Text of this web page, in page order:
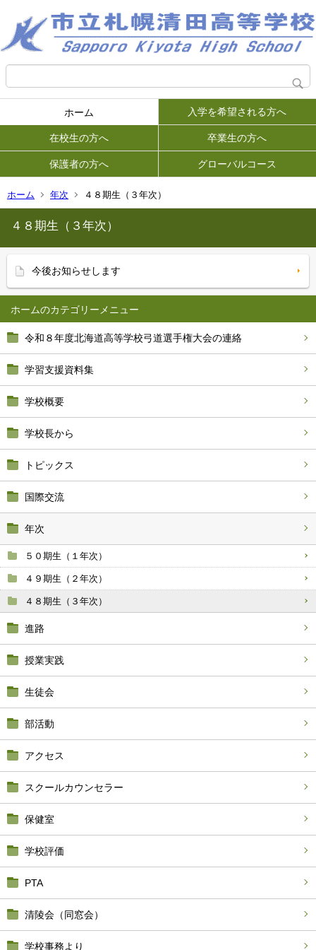
ホーム 入学を希望される方へ
在校生の方へ 卒業生の方へ
保護者の方へ グローバルコース
ホーム 年次 ４８期生（３年次）
ホーム
令和８年度北海道高等学校弓道選手権大会の連絡
学習支援資料集
学校概要
学校長から
トピックス
国際交流
年次
５０期生（１年次）
４９期生（２年次）
４８期生（３年次）
進路
授業実践
生徒会
部活動
アクセス
スクールカウンセラー
保健室
学校評価
PTA
清陵会（同窓会）
学校事務より
４８期生（３年次）
今後お知らせします